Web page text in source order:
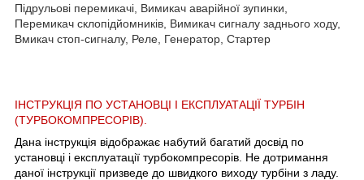
Підрульові перемикачі, Вимикач аварійної зупинки,
Перемикач склопідйомників, Вимикач сигналу заднього ходу,
Вмикач стоп-сигналу, Реле, Генератор, Стартер
ІНСТРУКЦІЯ ПО УСТАНОВЦІ І ЕКСПЛУАТАЦІЇ ТУРБІН
(ТУРБОКОМПРЕСОРІВ).
Дана інструкція відображає набутий багатий досвід по
установці і експлуатації турбокомпресорів. Не дотримання
даної інструкції призведе до швидкого виходу турбіни з ладу.